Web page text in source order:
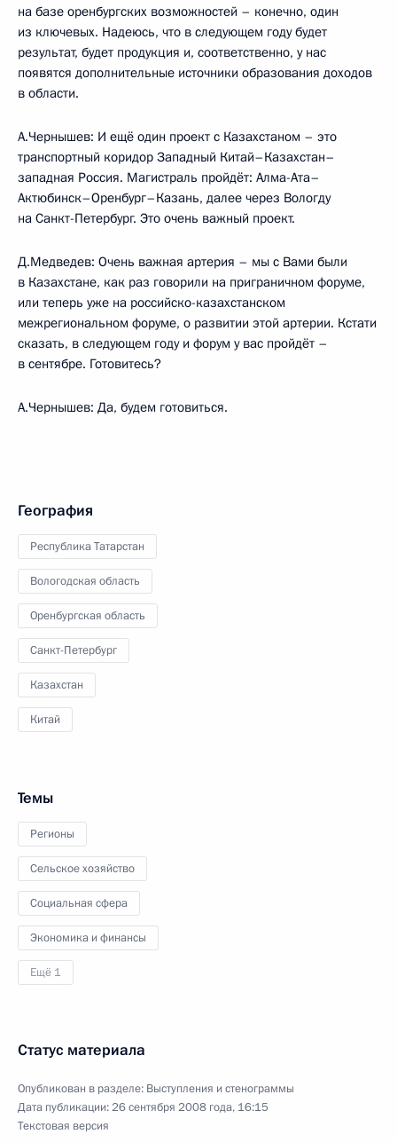
на базе оренбургских возможностей – конечно, один
из ключевых. Надеюсь, что в следующем году будет
результат, будет продукция и, соответственно, у нас
появятся дополнительные источники образования доходов
в области.
А.Чернышев: И ещё один проект с Казахстаном – это
транспортный коридор Западный Китай–Казахстан–
западная Россия. Магистраль пройдёт: Алма-Ата–
Актюбинск–Оренбург–Казань, далее через Вологду
на Санкт-Петербург. Это очень важный проект.
Д.Медведев: Очень важная артерия – мы с Вами были
в Казахстане, как раз говорили на приграничном форуме,
или теперь уже на российско-казахстанском
межрегиональном форуме, о развитии этой артерии. Кстати
сказать, в следующем году и форум у вас пройдёт –
в сентябре. Готовитесь?
А.Чернышев: Да, будем готовиться.
География
Республика Татарстан
Вологодская область
Оренбургская область
Санкт-Петербург
Казахстан
Китай
Темы
Регионы
Сельское хозяйство
Социальная сфера
Экономика и финансы
Ещё 1
Статус материала
Опубликован в разделе: Выступления и стенограммы
Дата публикации:26 сентября 2008 года, 16:15
Текстовая версия